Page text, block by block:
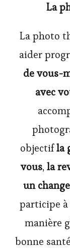
La
La photo
aider
de vous-
avec
objectifla
vous,la
un
participe
manière
bonne